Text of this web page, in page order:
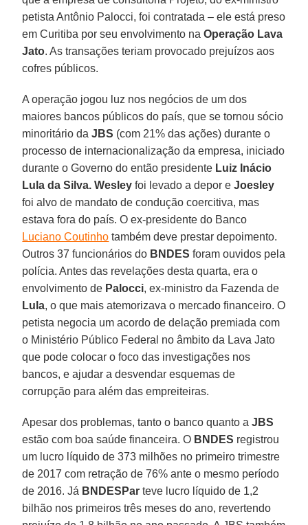
petista Antônio Palocci, foi contratada – ele está preso
em Curitiba por seu envolvimento naOperação Lava
Jato. As transações teriam provocado prejuízos aos
cofres públicos.
A operação jogou luz nos negócios de um dos
maiores bancos públicos do país, que se tornou sócio
minoritário daJBS (com 21% das ações) durante o
processo de internacionalização da empresa, iniciado
durante o Governo do então presidente Luiz Inácio
Lula da Silva. Wesley foi levado a depor eJoesley
foi alvo de mandato de condução coercitiva, mas
estava fora do país. O ex-presidente do Banco
Luciano Coutinho também deve prestar depoimento.
Outros 37 funcionários do BNDES foram ouvidos pela
polícia. Antes das revelações desta quarta, era o
envolvimento de Palocci, ex-ministro da Fazenda de
Lula, o que mais atemorizava o mercado financeiro. O
petista negocia um acordo de delação premiada com
o Ministério Público Federal no âmbito da Lava Jato
que pode colocar o foco das investigações nos
bancos, e ajudar a desvendar esquemas de
corrupção para além das empreiteiras.
Apesar dos problemas, tanto o banco quanto aJBS
estão com boa saúde financeira. O BNDES registrou
um lucro líquido de 373 milhões no primeiro trimestre
de 2017 com retração de 76% ante o mesmo período
de 2016. Já BNDESPar teve lucro líquido de 1,2
bilhão nos primeiros três meses do ano, revertendo